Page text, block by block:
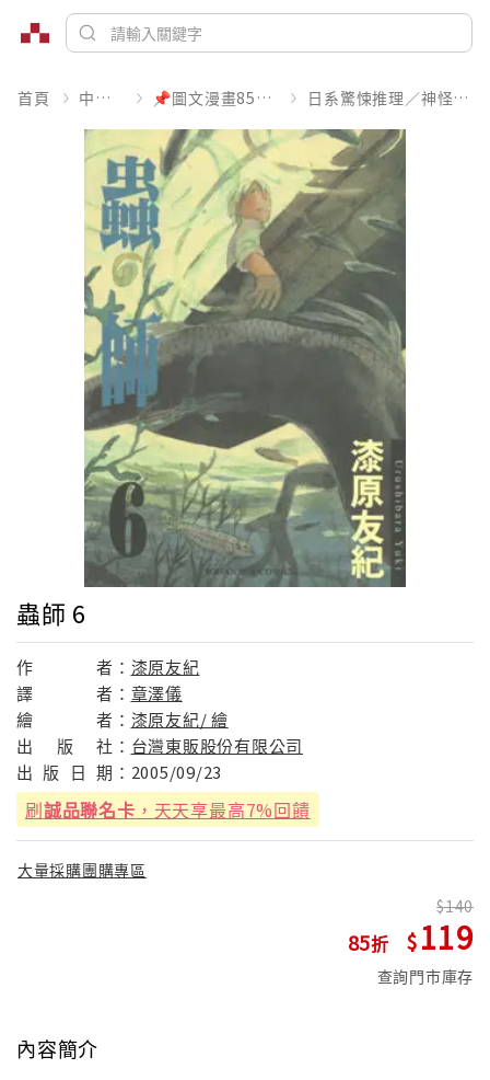
首頁 中文書 📌圖文漫畫85折起 日系驚悚推理／神怪靈異
蟲師 6
作 者： 漆原友紀
譯
者： 章澤儀
繪
者： 漆原友紀/ 繪
出
版 社： 台灣東販股份有限公司
出 版 日 期： 2005/09/23
刷誠品聯名卡 ，天天享最高7%回饋
大量採購團購專區
85
140
119
查詢門市庫存
內容簡介